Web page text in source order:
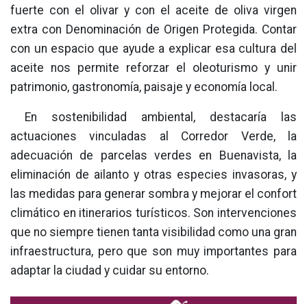
fuerte con el olivar y con el aceite de oliva virgen
extra con Denominación de Origen Protegida. Contar
con un espacio que ayude a explicar esa cultura del
aceite nos permite reforzar el oleoturismo y unir
patrimonio, gastronomía, paisaje y economía local.
En sostenibilidad ambiental, destacaría las
actuaciones vinculadas al Corredor Verde, la
adecuación de parcelas verdes en Buenavista, la
eliminación de ailanto y otras especies invasoras, y
las medidas para generar sombra y mejorar el confort
climático en itinerarios turísticos. Son intervenciones
que no siempre tienen tanta visibilidad como una gran
infraestructura, pero que son muy importantes para
adaptar la ciudad y cuidar su entorno.